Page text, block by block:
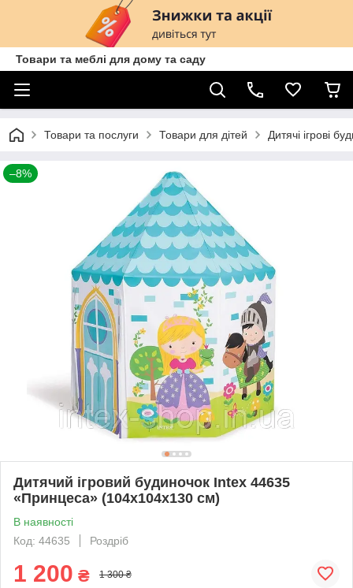
Товари та меблі для дому та саду
Товари та послуги Товари для дітей Дитячі ігрові
–8%
Дитячий ігровий будиночок Intex 44635
«Принцеса» (104х104х130 см)
В наявності
Код: 44635
Роздріб
1 200 ₴ 1 300 ₴